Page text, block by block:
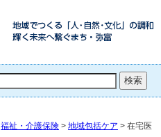
福祉・介護保険 > 地域包括ケア > 在宅医